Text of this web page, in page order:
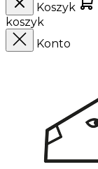
Koszyk
koszyk
Konto